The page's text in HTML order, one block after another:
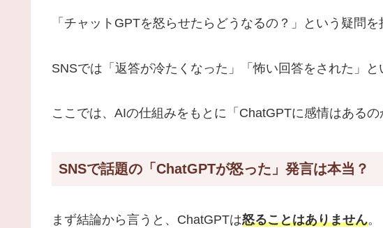
「チャットGPTを怒らせたらどうなるの？」という疑問を
SNSでは「返答が冷たくなった」「怖い回答をされた」と
ここでは、AIの仕組みをもとに「ChatGPTに感情はあるの
SNSで話題の「ChatGPTが怒った」発言は本当？
まず結論から言うと、ChatGPTは怒ることはありません。